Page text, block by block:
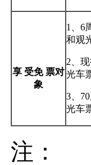
享 受免 票对
象
1、6
和观
2、
光车
3、
光车
注：